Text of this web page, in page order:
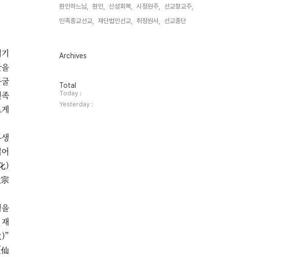
)
)”
仙
환인하느님,
환인, 신성회복, 시정원주,
선교창교주,
민족종교선교,
재단법인선교, 취정원사, 선교종단,
Archives
방
문
자
수
Total
Today :
Yesterday :